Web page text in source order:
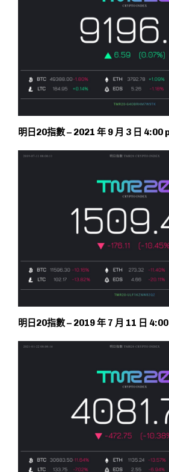
明日20指數 – 2021 年 9 月 3 日 4:00
明日20指數 – 2019 年 7 月 11 日